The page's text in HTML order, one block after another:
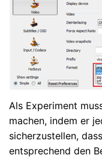
Als Experiment
machen, indem er
sicherzustellen,
entsprechend den